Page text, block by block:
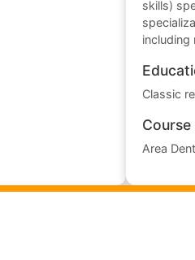
skills)
including
Classic
Area